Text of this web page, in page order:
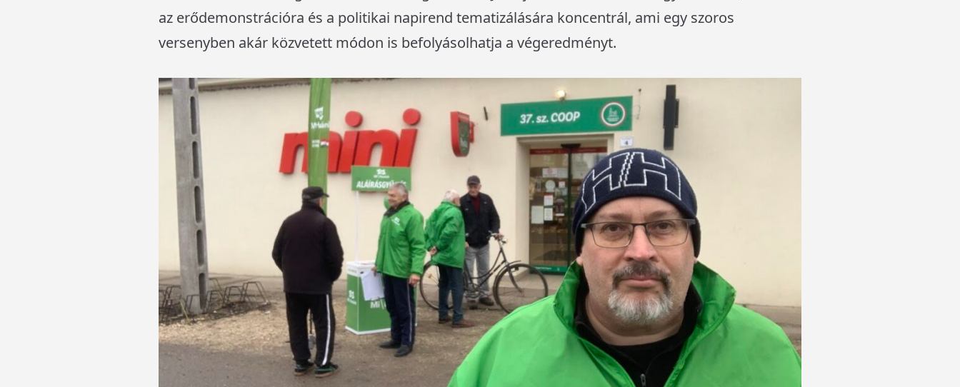
az erődemonstrációra és a politikai napirend tematizálására koncentrál, ami egy szoros
versenyben akár közvetett módon is befolyásolhatja a végeredményt.